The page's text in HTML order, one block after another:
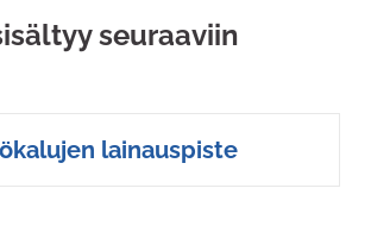
seuraaviin
lainauspiste